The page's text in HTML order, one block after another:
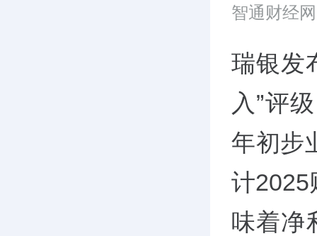
智通财经网
瑞银发
入”评
年初步
计2025
味着净